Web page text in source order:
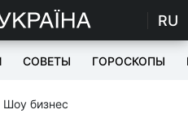
RU
СОВЕТЫ ГОРОСКОПЫ
Шоу бизнес